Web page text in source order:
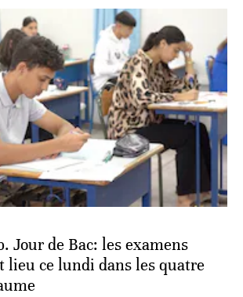
Jour de Bac: les examens
lieu ce lundi dans les quatre